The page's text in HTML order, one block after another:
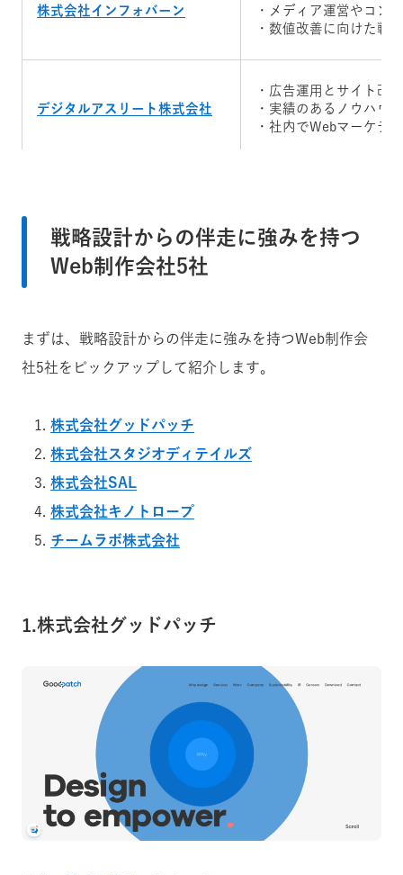
株式会社インフォバーン
・メディア運営やコン
・数値改善に向けた戦
デジタルアスリート株式会社
・広告運用とサイト改
・実績のあるノウハウ
・社内でWebマーケテ
・テクノロジー領域に
戦略設計からの伴走に強みを持つ
Web制作会社5社
まずは、戦略設計からの伴走に強みを持つWeb制作会
社5社をピックアップして紹介します。
株式会社グッドパッチ
株式会社スタジオディテイルズ
株式会社SAL
株式会社キノトロープ
チームラボ株式会社
1.株式会社グッドパッチ